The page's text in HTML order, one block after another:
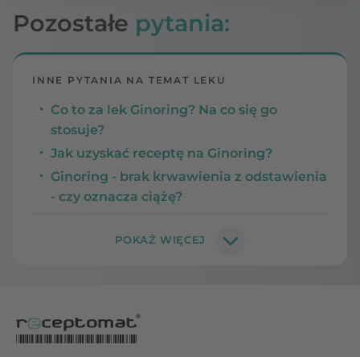
Pozostałe pytania:
INNE PYTANIA NA TEMAT LEKU
Co to za lek Ginoring? Na co się go
stosuje?
Jak uzyskać receptę na Ginoring?
Ginoring - brak krwawienia z odstawienia
- czy oznacza ciążę?